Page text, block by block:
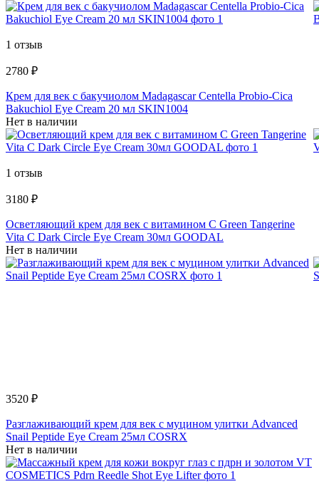
1 отзыв
2780 ₽
Крем для век с бакучиолом Madagascar Centella Probio-Cica
Bakuchiol Eye Cream 20 мл SKIN1004
Нет в наличии
1 отзыв
3180 ₽
Осветляющий крем для век с витамином C Green Tangerine
Vita C Dark Circle Eye Cream 30мл GOODAL
Нет в наличии
3520 ₽
Разглаживающий крем для век с муцином улитки Advanced
Snail Peptide Eye Cream 25мл COSRX
Нет в наличии